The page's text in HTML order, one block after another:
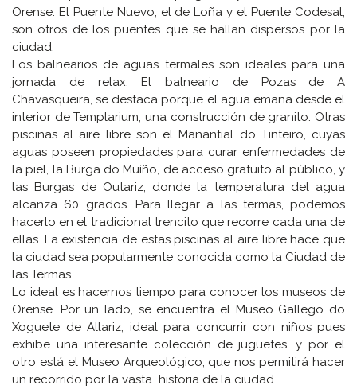
Orense. El Puente Nuevo, el de Loña y el Puente Codesal,
son otros de los puentes que se hallan dispersos por la
ciudad.
Los balnearios de aguas termales son ideales para una
jornada de relax. El balneario de Pozas de A
Chavasqueira, se destaca porque el agua emana desde el
interior de Templarium, una construcción de granito. Otras
piscinas al aire libre son el Manantial do Tinteiro, cuyas
aguas poseen propiedades para curar enfermedades de
la piel, la Burga do Muíño, de acceso gratuito al público, y
las Burgas de Outariz, donde la temperatura del agua
alcanza 60 grados. Para llegar a las termas, podemos
hacerlo en el tradicional trencito que recorre cada una de
ellas. La existencia de estas piscinas al aire libre hace que
la ciudad sea popularmente conocida como la Ciudad de
las Termas.
Lo ideal es hacernos tiempo para conocer los museos de
Orense. Por un lado, se encuentra el Museo Gallego do
Xoguete de Allariz, ideal para concurrir con niños pues
exhibe una interesante colección de juguetes, y por el
otro está el Museo Arqueológico, que nos permitirá hacer
un recorrido por la vasta historia de la ciudad.